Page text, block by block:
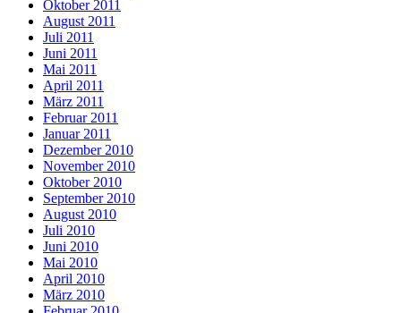
Oktober 2011
August 2011
Juli 2011
Juni 2011
Mai 2011
April 2011
März 2011
Februar 2011
Januar 2011
Dezember 2010
November 2010
Oktober 2010
September 2010
August 2010
Juli 2010
Juni 2010
Mai 2010
April 2010
März 2010